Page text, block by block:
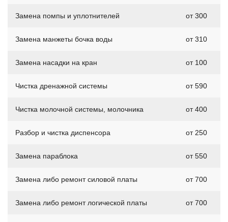
Замена помпы и уплотнителей от 300
Замена манжеты бочка воды от 310
Замена насадки на кран от 100
Чистка дренажной системы от 590
Чистка молочной системы, молочника от 400
Разбор и чистка диспенсора от 250
Замена параблока от 550
Замена либо ремонт силовой платы от 700
Замена либо ремонт логической платы от 700